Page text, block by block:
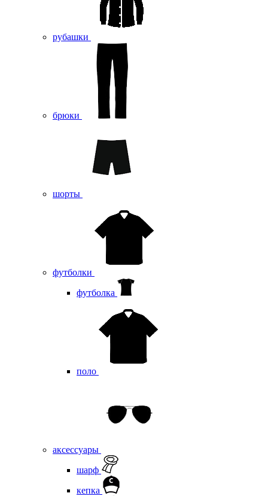
рубашки
брюки
шорты
футболки
футболка
поло
аксессуары
шарф
кепка